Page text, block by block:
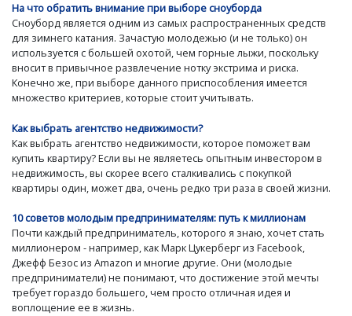
На что обратить внимание при выборе сноуборда
Сноуборд является одним из самых распространенных средств
для зимнего катания. Зачастую молодежью (и не только) он
используется с большей охотой, чем горные лыжи, поскольку
вносит в привычное развлечение нотку экстрима и риска.
Конечно же, при выборе данного приспособления имеется
множество критериев, которые стоит учитывать.
Как выбрать агентство недвижимости?
Как выбрать агентство недвижимости, которое поможет вам
купить квартиру? Если вы не являетесь опытным инвестором в
недвижимость, вы скорее всего сталкивались с покупкой
квартиры один, может два, очень редко три раза в своей жизни.
10 советов молодым предпринимателям: путь к миллионам
Почти каждый предприниматель, которого я знаю, хочет стать
миллионером - например, как Марк Цукерберг из Facebook,
Джефф Безос из Amazon и многие другие. Они (молодые
предприниматели) не понимают, что достижение этой мечты
требует гораздо большего, чем просто отличная идея и
воплощение ее в жизнь.